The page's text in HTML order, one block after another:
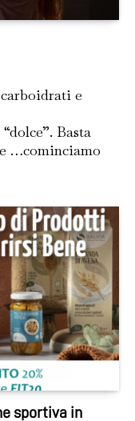
e
Basta
…cominciamo
sportiva in